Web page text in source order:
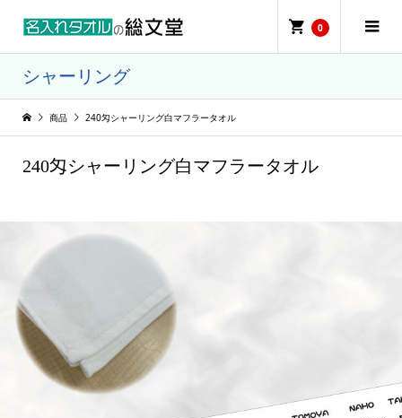
0
シャーリング
商品 240匁シャーリング白マフラータオル
240匁シャーリング白マフラータオル